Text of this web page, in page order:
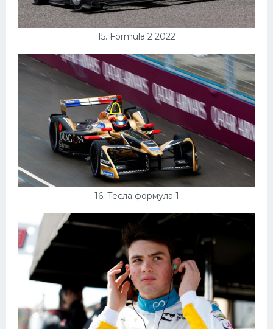
15. Formula 2 2022
16. Тесла формула 1